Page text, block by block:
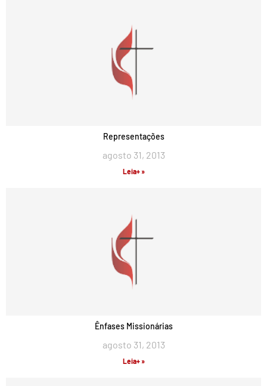
Representações
agosto 31, 2013
Leia+ »
Ênfases Missionárias
agosto 31, 2013
Leia+ »